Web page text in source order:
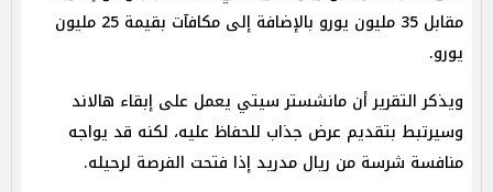
مقابل 35 مليون يورو بالإضافة إلى مكافآت بقيمة 25 مليون
يورو.
ويذكر التقرير أن مانشستر سيتي يعمل على إبقاء هالاند
وسيرتبط بتقديم عرض جذاب للحفاظ عليه، لكنه قد يواجه
منافسة شرسة من ريال مدريد إذا فتحت الفرصة لرحيله.